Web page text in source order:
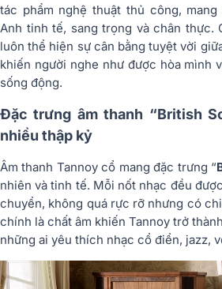
tác phẩm nghệ thuật thủ công,
Anh tinh tế, sang trọng và chân thực.
luôn thể hiện sự cân bằng tuyệt vời
khiến người nghe như được hòa mình
sống động.
Đặc trưng âm thanh “British
nhiều thập kỷ
Âm thanh Tannoy cổ mang đặc trưng “
nhiên và tinh tế. Mỗi nốt nhạc đều
chuyển, không quá rực rỡ nhưng có
chính là chất âm khiến Tannoy trở
những ai yêu thích nhạc cổ điển, jazz,